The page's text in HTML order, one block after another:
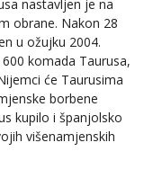
nastavljen je na
obrane. Nakon 28
u ožujku 2004.
komada Taurusa,
će Taurusima
borbene
kupilo i španjolsko
višenamjenskih